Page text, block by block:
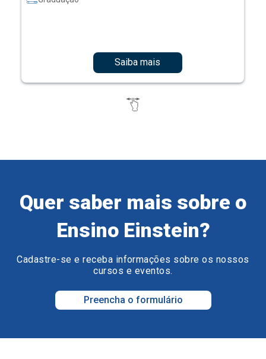
Saiba mais
Quer saber mais sobre o
Ensino Einstein?
Cadastre-se e receba informações sobre os nossos
cursos e eventos.
Preencha o formulário